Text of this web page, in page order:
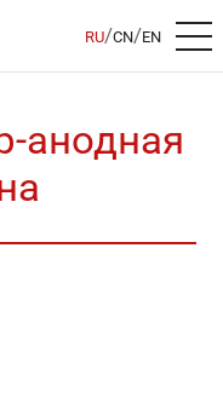
RU/CN/EN
анодная